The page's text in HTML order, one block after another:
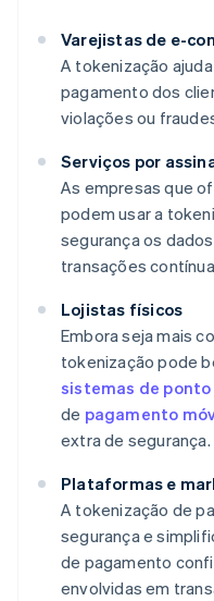
Varejistas de e-
A tokenização
pagamento dos
violações ou
Serviços por
As empresas que
podem usar a
segurança os
transações
Lojistas físicos
Embora seja mais
tokenização pode
sistemas de ponto
de pagamento
extra de segurança.
Plataformas e
A tokenização de
segurança e
de pagamento
envolvidas em